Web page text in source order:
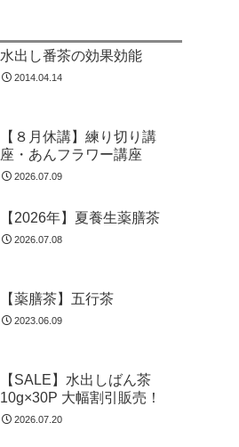
水出し番茶の効果効能
2014.04.14
【８月休講】練り切り講
座・あんフラワー講座
2026.07.09
【2026年】夏養生薬膳茶
2026.07.08
【薬膳茶】五行茶
2023.06.09
【SALE】水出しばん茶
10g×30P 大幅割引販売！
2026.07.20